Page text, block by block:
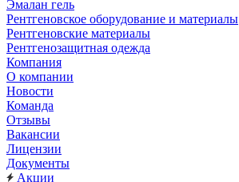
Эмалан гель
Рентгеновское оборудование и материалы
Рентгеновские материалы
Рентгенозащитная одежда
Компания
О компании
Новости
Команда
Отзывы
Вакансии
Лицензии
Документы
Акции